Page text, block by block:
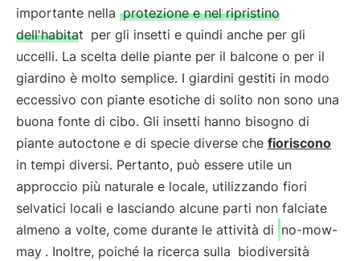
importante nella protezione e nel ripristino
dell'habitat per gli insetti e quindi anche per gli
uccelli. La scelta delle piante per il balcone o per il
giardino è molto semplice. I giardini gestiti in modo
eccessivo con piante esotiche di solito non sono una
buona fonte di cibo. Gli insetti hanno bisogno di
piante autoctone e di specie diverse che fioriscono
in tempi diversi. Pertanto, può essere utile un
approccio più naturale e locale, utilizzando fiori
selvatici locali e lasciando alcune parti non falciate
almeno a volte, come durante le attività di no-mow-
may . Inoltre, poiché la ricerca sulla biodiversità